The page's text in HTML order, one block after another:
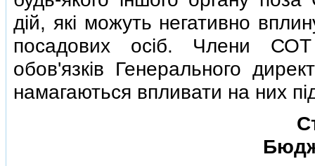
дiй, якi можуть негативно
посадових осiб. Члени СОТ
обов'язкiв Генерального
намагаються впливати на них